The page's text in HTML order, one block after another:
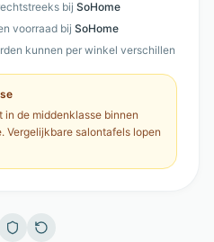
bij SoHome
voorraad bij SoHome
kunnen per winkel verschillen
in de middenklasse binnen
Vergelijkbare salontafels lopen